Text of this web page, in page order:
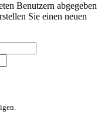
Benutzern abgegeben
Sie einen neuen